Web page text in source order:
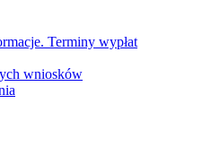
Terminy wypłat
wniosków